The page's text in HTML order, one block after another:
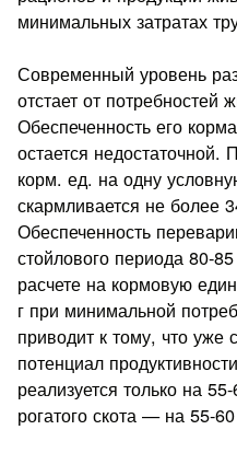
минимальных затратах
Современный уровень
отстает от потребностей
Обеспеченность его
остается
корм. ед. на одну
скармливается не более
Обеспеченность
стойлового периода 80-
расчете на кормовую
г при минимальной
приводит к тому, что уже
потенциал
реализуется только на
рогатого скота — на 55-